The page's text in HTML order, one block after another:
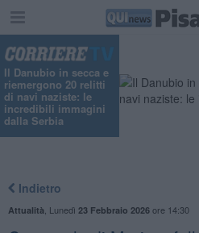
Il Danubio in secca e
riemergono 20 relitti
di navi naziste: le
incredibili immagini
dalla Serbia
Indietro
Attualità Lunedì 23 Febbraio 2026ore 14:30